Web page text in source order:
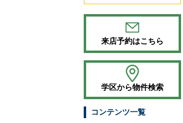
来店予約はこちら
学区から物件検索
コンテンツ一覧